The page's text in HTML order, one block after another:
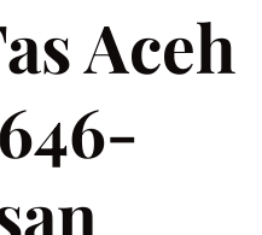
Aceh